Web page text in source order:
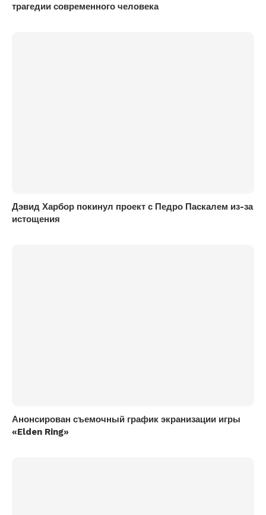
трагедии современного человека
Дэвид Харбор покинул проект с Педро Паскалем из-за
истощения
Анонсирован съемочный график экранизации игры
«Elden Ring»